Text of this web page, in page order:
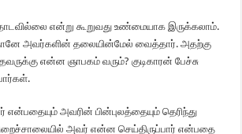
என்று கூறுவது உண்மையாக இருக்கலாம்.
அவர்களின் தலையின்மேல் வைத்தார். அதற்கு
என்ன ஞாபகம் வரும்? குடிகாரன் பேச்சு
அவரின் பின்புலத்தையும் தெரிந்து
அவர் என்ன செய்திருப்பார் என்பதை